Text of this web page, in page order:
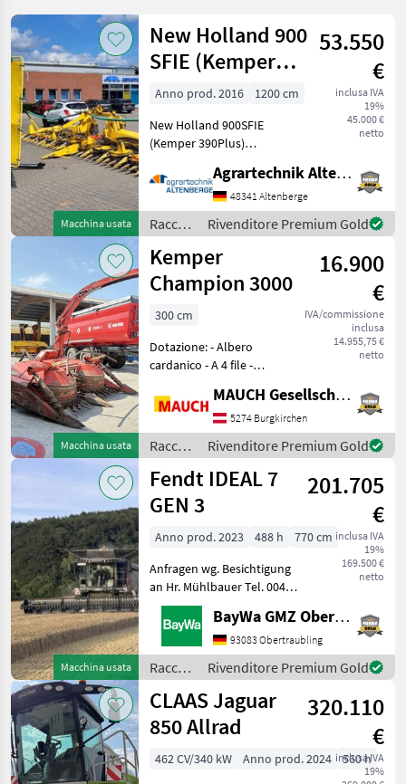
MARKETPLACE
Marketplace
Offerte dei
rivenditori
Annunci
Macchina usata
New Holland 900
SFIE (Kemper
390Plus)
53.550
€
inclusa IVA
19%
45.000 €
netto
Anno prod. 2016
1200 cm
New Holland 900SFIE
(Kemper 390Plus)
Gebrauchtmaschine -
Baujahr: 2016 - Modeljahr:
2016 - 12 Reihen bei 75cm
Reihe (900cm Arbeitsbreite)
- Reihenf
Agrartechnik Altenberge GmbH
48341 Altenberge
Raccolto
agricolo
/ New
Holland
Rivenditore Premium Gold
Macchina usata
Kemper
Champion 3000
16.900
€
IVA/commissione
inclusa
14.955,75 €
netto
300 cm
Dotazione: - Albero
cardanico - A 4 file -
anteriore - Comando
elettrico - Rotazione della
torre idraulica -
Regolazione elettrica della
gitt
MAUCH Gesellschaft m.b.H. & Co.KG
5274 Burgkirchen
Raccolto
agricolo
/
Kemper
Rivenditore Premium Gold
Macchina usata
Fendt IDEAL 7
GEN 3
201.705
€
inclusa IVA
19%
169.500 €
netto
Anno prod. 2023 488 h
770 cm
Anfragen wg. Besichtigung
an Hr. Mühlbauer Tel. 0049
151 1610 4033.Rapsmesser,
Computer di bordo,
Trazione idrostatica,
Trazione integrale, Testata
per colza, Trinciapa
BayWa GMZ Obertraubling
93083 Obertraubling
Raccolto
agricolo
/ Fendt
Rivenditore Premium Gold
CLAAS Jaguar
850 Allrad
320.110
€
inclusa IVA
19%
462 CV/340 kW Anno prod. 2024
560 h